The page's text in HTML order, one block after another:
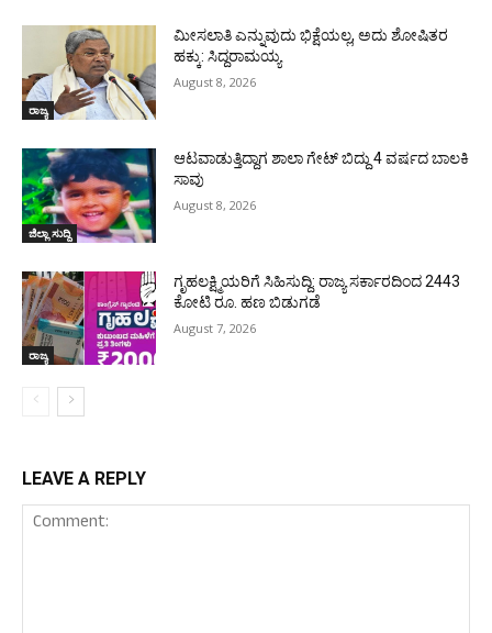
ರಾಜ್ಯ
ಮೀಸಲಾತಿ ಎನ್ನುವುದು ಭಿಕ್ಷೆಯಲ್ಲ, ಅದು ಶೋಷಿತರ
ಹಕ್ಕು: ಸಿದ್ದರಾಮಯ್ಯ
August 8, 2026
ಜಿಲ್ಲಾ ಸುದ್ದಿ
ಆಟವಾಡುತ್ತಿದ್ದಾಗ ಶಾಲಾ ಗೇಟ್‌ ಬಿದ್ದು 4 ವರ್ಷದ ಬಾಲಕಿ
ಸಾವು
August 8, 2026
ರಾಜ್ಯ
ಗೃಹಲಕ್ಷ್ಮಿಯರಿಗೆ ಸಿಹಿಸುದ್ದಿ: ರಾಜ್ಯ ಸರ್ಕಾರದಿಂದ 2443
ಕೋಟಿ ರೂ. ಹಣ ಬಿಡುಗಡೆ
August 7, 2026
LEAVE A REPLY